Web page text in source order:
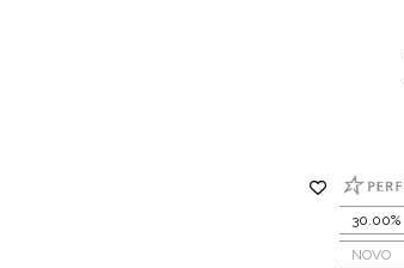
30.00%
NOVO